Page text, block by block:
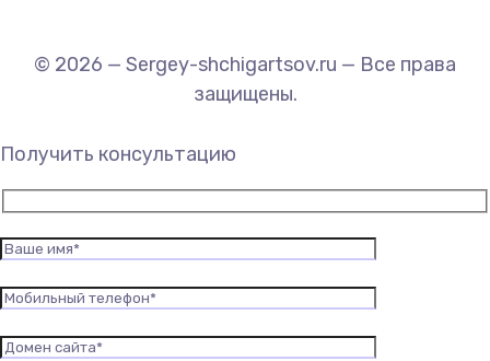
© 2026 — Sergey-shchigartsov.ru — Все права
защищены.
Получить консультацию